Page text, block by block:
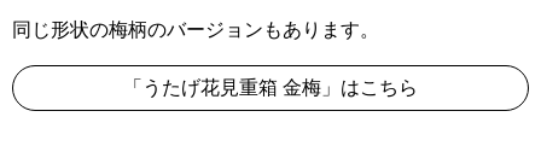
同じ形状の梅柄のバージョンもあります。
「うたげ花見重箱 金梅」はこちら